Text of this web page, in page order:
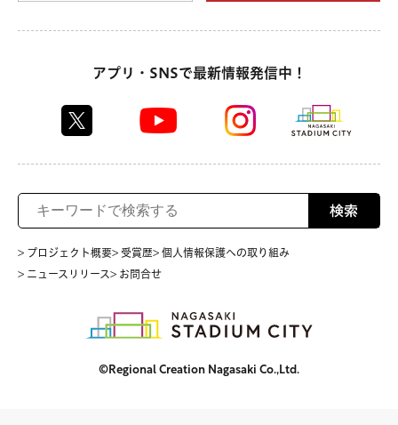
アプリ・SNSで最新情報発信中！
検索
> プロジェクト概要> 受賞歴> 個人情報保護への取り組み
> ニュースリリース> お問合せ
©Regional Creation Nagasaki Co.,Ltd.